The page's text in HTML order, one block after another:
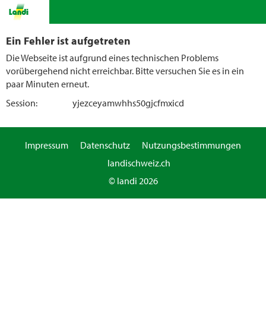
Ein Fehler ist aufgetreten
Die Webseite ist aufgrund eines technischen Problems
vorübergehend nicht erreichbar. Bitte versuchen Sie es in ein
paar Minuten erneut.
Session:
yjezceyamwhhs50gjcfmxicd
Impressum Datenschutz
Nutzungsbestimmungen
landischweiz.ch
© landi 2026